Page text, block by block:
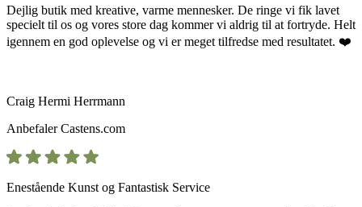
Dejlig butik med kreative, varme mennesker. De ringe vi fik lavet
specielt til os og vores store dag kommer vi aldrig til at fortryde. Helt
igennem en god oplevelse og vi er meget tilfredse med resultatet. ❤️
Craig Hermi Herrmann
AnbefalerCastens.com
Enestående Kunst og Fantastisk Service